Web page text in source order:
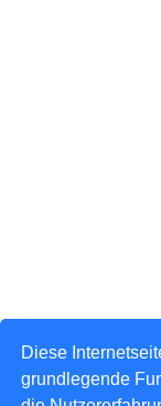
Diese
grundlegende